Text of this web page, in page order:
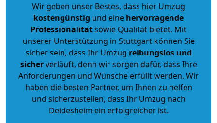
Wir geben unser Bestes, dass hier Umzug
kostengünstig und eine hervorragende
Professionalitätsowie Qualität bietet. Mit
unserer Unterstützung in Stuttgart können Sie
sicher sein, dass Ihr Umzug reibungslos und
sicherverläuft, denn wir sorgen dafür, dass Ihre
Anforderungen und Wünsche erfüllt werden. Wir
haben die besten Partner, um Ihnen zu helfen
und sicherzustellen, dass Ihr Umzug nach
Deidesheim ein erfolgreicher ist.